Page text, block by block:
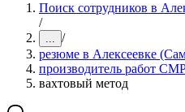
Поиск сотрудников в
/
... /
резюме в Алексеевке
производитель работ
вахтовый метод